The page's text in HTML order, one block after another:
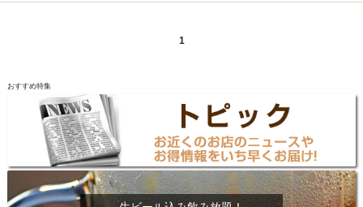
1
おすすめ特集